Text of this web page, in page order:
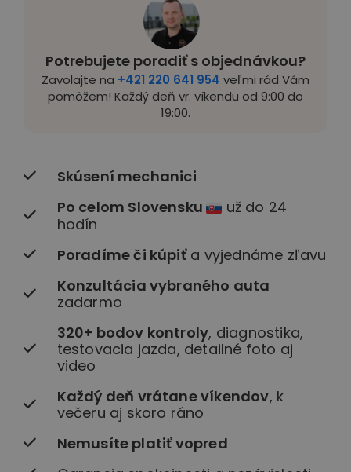
Potrebujete poradiť s objednávkou?
Zavolajte na +421 220 641 954 veľmi rád Vám
pomôžem! Každý deň vr. víkendu od 9:00 do
19:00.
Skúsení mechanici
Po celom Slovensku
už do 24
hodín
Poradíme či kúpiťa vyjednáme zľavu
Konzultácia vybraného auta
zadarmo
320+ bodov kontroly, diagnostika,
testovacia jazda, detailné foto aj
video
Každý deň vrátane víkendov, k
večeru aj skoro ráno
Nemusíte platiť vopred